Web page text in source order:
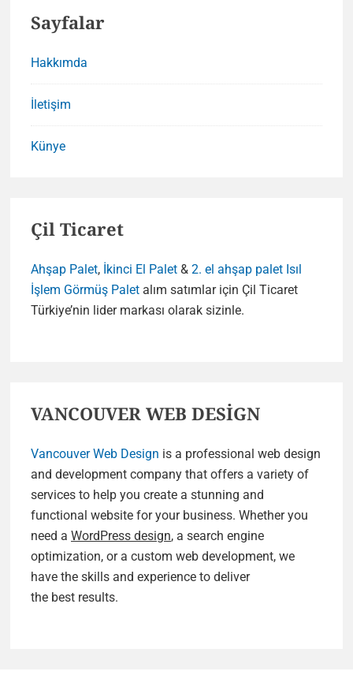
Sayfalar
Hakkımda
İletişim
Künye
Çil Ticaret
Ahşap Palet, İkinci El Palet & 2. el ahşap palet Isıl
İşlem Görmüş Palet alım satımlar için Çil Ticaret
Türkiye’nin lider markası olarak sizinle.
VANCOUVER WEB DESİGN
Vancouver Web Design is a professional web design
and development company that offers a variety of
services to help you create a stunning and
functional website for your business. Whether you
need a WordPress design, a search engine
optimization, or a custom web development, we
have the skills and experience to deliver
the best results.